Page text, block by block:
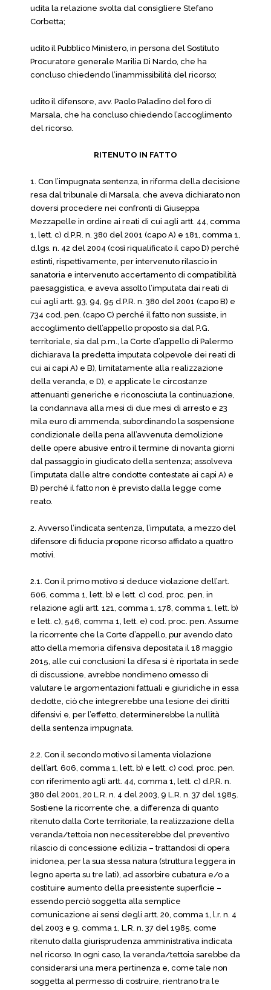
udita la relazione svolta dal consigliere Stefano
Corbetta;
udito il Pubblico Ministero, in persona del Sostituto
Procuratore generale Marilia Di Nardo, che ha
concluso chiedendo l’inammissibilità del ricorso;
udito il difensore, avv. Paolo Paladino del foro di
Marsala, che ha concluso chiedendo l’accoglimento
del ricorso.
RITENUTO IN FATTO
1. Con l’impugnata sentenza, in riforma della decisione
resa dal tribunale di Marsala, che aveva dichiarato non
doversi procedere nei confronti di Giuseppa
Mezzapelle in ordine ai reati di cui agli artt. 44, comma
1, lett. c) d.P.R. n. 380 del 2001 (capo A) e 181, comma 1,
d.lgs. n. 42 del 2004 (così riqualificato il capo D) perché
estinti, rispettivamente, per intervenuto rilascio in
sanatoria e intervenuto accertamento di compatibilità
paesaggistica, e aveva assolto l’imputata dai reati di
cui agli artt. 93, 94, 95 d.P.R. n. 380 del 2001 (capo B) e
734 cod. pen. (capo C) perché il fatto non sussiste, in
accoglimento dell’appello proposto sia dal P.G.
territoriale, sia dal p.m., la Corte d’appello di Palermo
dichiarava la predetta imputata colpevole dei reati di
cui ai capi A) e B), limitatamente alla realizzazione
della veranda, e D), e applicate le circostanze
attenuanti generiche e riconosciuta la continuazione,
la condannava alla mesi di due mesi di arresto e 23
mila euro di ammenda, subordinando la sospensione
condizionale della pena all’avvenuta demolizione
delle opere abusive entro il termine di novanta giorni
dal passaggio in giudicato della sentenza; assolveva
l’imputata dalle altre condotte contestate ai capi A) e
B) perché il fatto non è previsto dalla legge come
reato.
2. Avverso l’indicata sentenza, l’imputata, a mezzo del
difensore di fiducia propone ricorso affidato a quattro
motivi.
2.1. Con il primo motivo si deduce violazione dell’art.
606, comma 1, lett. b) e lett. c) cod. proc. pen. in
relazione agli artt. 121, comma 1, 178, comma 1, lett. b)
e lett. c), 546, comma 1, lett. e) cod. proc. pen. Assume
la ricorrente che la Corte d’appello, pur avendo dato
atto della memoria difensiva depositata il 18 maggio
2015, alle cui conclusioni la difesa si è riportata in sede
di discussione, avrebbe nondimeno omesso di
valutare le argomentazioni fattuali e giuridiche in essa
dedotte, ciò che integrerebbe una lesione dei diritti
difensivi e, per l’effetto, determinerebbe la nullità
della sentenza impugnata.
2.2. Con il secondo motivo si lamenta violazione
dell’art. 606, comma 1, lett. b) e lett. c) cod. proc. pen.
con riferimento agli artt. 44, comma 1, lett. c) d.P.R. n.
380 del 2001, 20 L.R. n. 4 del 2003, 9 L.R. n. 37 del 1985.
Sostiene la ricorrente che, a differenza di quanto
ritenuto dalla Corte territoriale, la realizzazione della
veranda/tettoia non necessiterebbe del preventivo
rilascio di concessione edilizia – trattandosi di opera
inidonea, per la sua stessa natura (struttura leggera in
legno aperta su tre lati), ad assorbire cubatura e/o a
costituire aumento della preesistente superficie –
essendo perciò soggetta alla semplice
comunicazione ai sensi degli artt. 20, comma 1, l.r. n. 4
del 2003 e 9, comma 1, L.R. n. 37 del 1985, come
ritenuto dalla giurisprudenza amministrativa indicata
nel ricorso. In ogni caso, la veranda/tettoia sarebbe da
considerarsi una mera pertinenza e, come tale non
soggetta al permesso di costruire, rientrano tra le